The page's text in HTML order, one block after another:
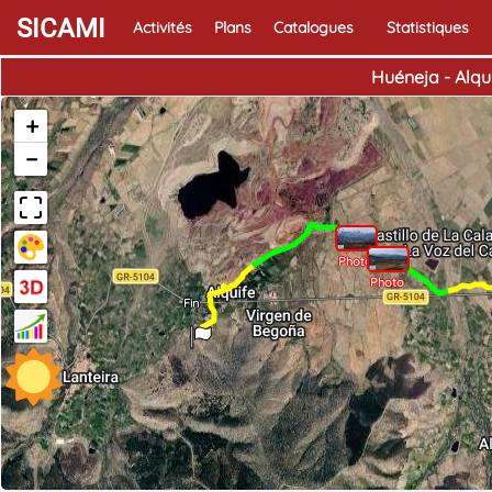
SICAMI Activités Plans Catalogues Statistiques
Huéneja -
Fin
Photo
Photo
+
−